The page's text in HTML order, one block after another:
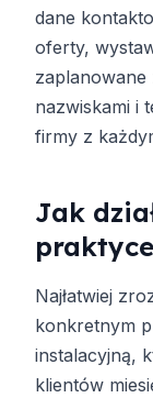
dane
oferty,
zaplanowane
nazwiskami i
firmy z
Jak
Najłatwiej
konkretnym
instalacyjną,
klientów